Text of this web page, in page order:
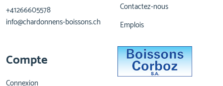
+41266605578
info@chardonnens-boissons.ch
Contactez-nous
Emplois
Compte
Connexion